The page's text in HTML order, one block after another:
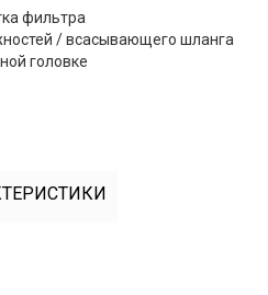
фильтра
/ всасывающего шланга
головке